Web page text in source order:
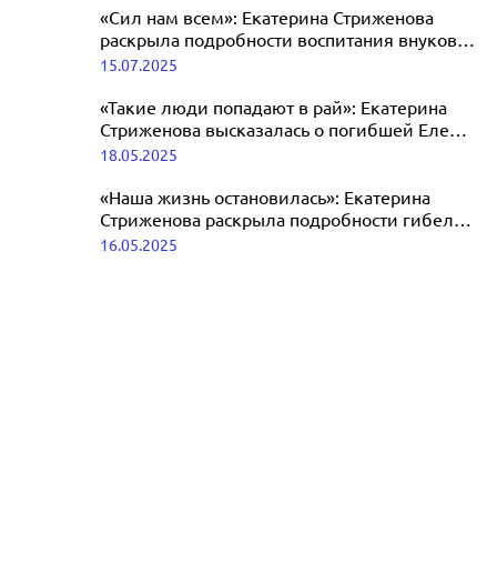
«Сил нам всем»: Екатерина Стриженова
раскрыла подробности воспитания внуков-
двойняшек
15.07.2025
«Такие люди попадают в рай»: Екатерина
Стриженова высказалась о погибшей Елене
Земляникиной-Крылатовой
18.05.2025
«Наша жизнь остановилась»: Екатерина
Стриженова раскрыла подробности гибели
золовки Елены Земляникиной
16.05.2025